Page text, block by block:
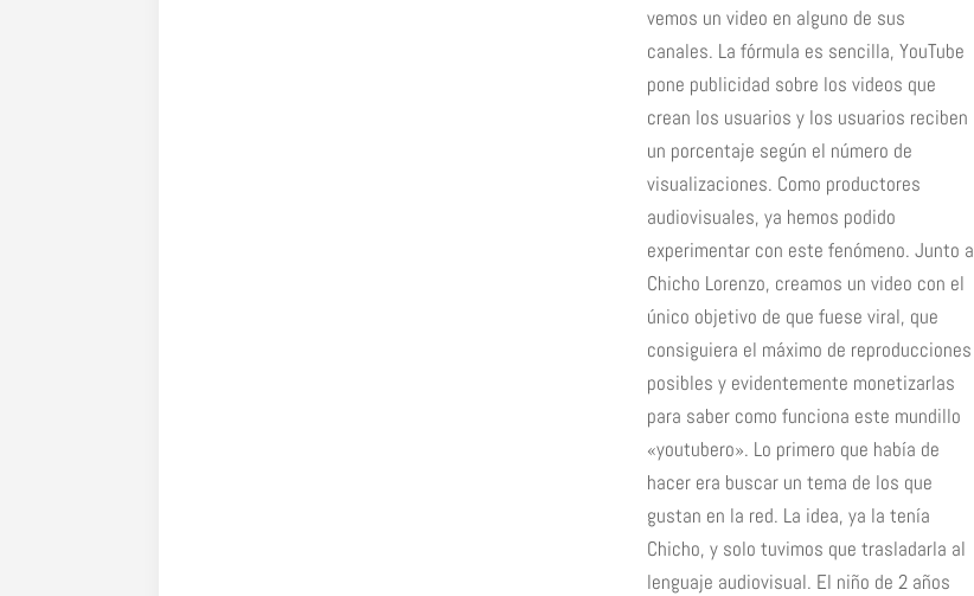
vemos un video en alguno de sus
canales. La fórmula es sencilla, YouTube
pone publicidad sobre los videos que
crean los usuarios y los usuarios reciben
un porcentaje según el número de
visualizaciones. Como productores
audiovisuales, ya hemos podido
experimentar con este fenómeno. Junto a
Chicho Lorenzo, creamos un video con el
único objetivo de que fuese viral, que
consiguiera el máximo de reproducciones
posibles y evidentemente monetizarlas
para saber como funciona este mundillo
«youtubero». Lo primero que había de
hacer era buscar un tema de los que
gustan en la red. La idea, ya la tenía
Chicho, y solo tuvimos que trasladarla al
lenguaje audiovisual. El niño de 2 años